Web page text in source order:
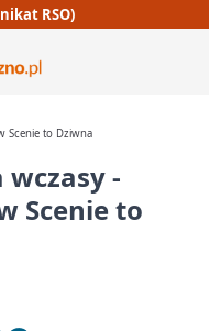
RSO)
Scenie to Dziwna
-
Scenie to